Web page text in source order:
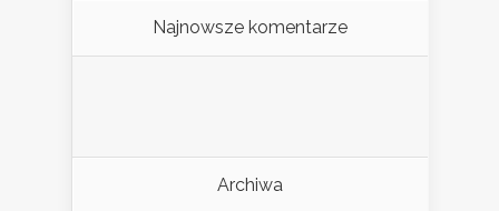
Najnowsze komentarze
Archiwa